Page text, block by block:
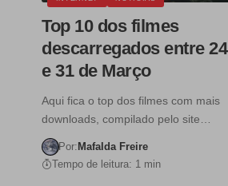
Top 10 dos filmes
descarregados entre 24
e 31 de Março
Aqui fica o top dos filmes com mais
downloads, compilado pelo site…
Por: Mafalda Freire
Tempo de leitura: 1 min